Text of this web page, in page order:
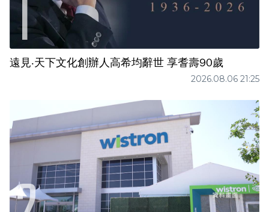
遠見‧天下文化創辦人高希均辭世 享耆壽90歲
2026.08.06 21:25